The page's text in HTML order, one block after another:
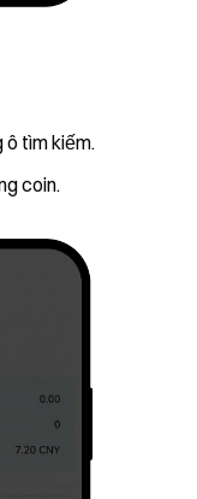
ô tìm kiếm.
coin.